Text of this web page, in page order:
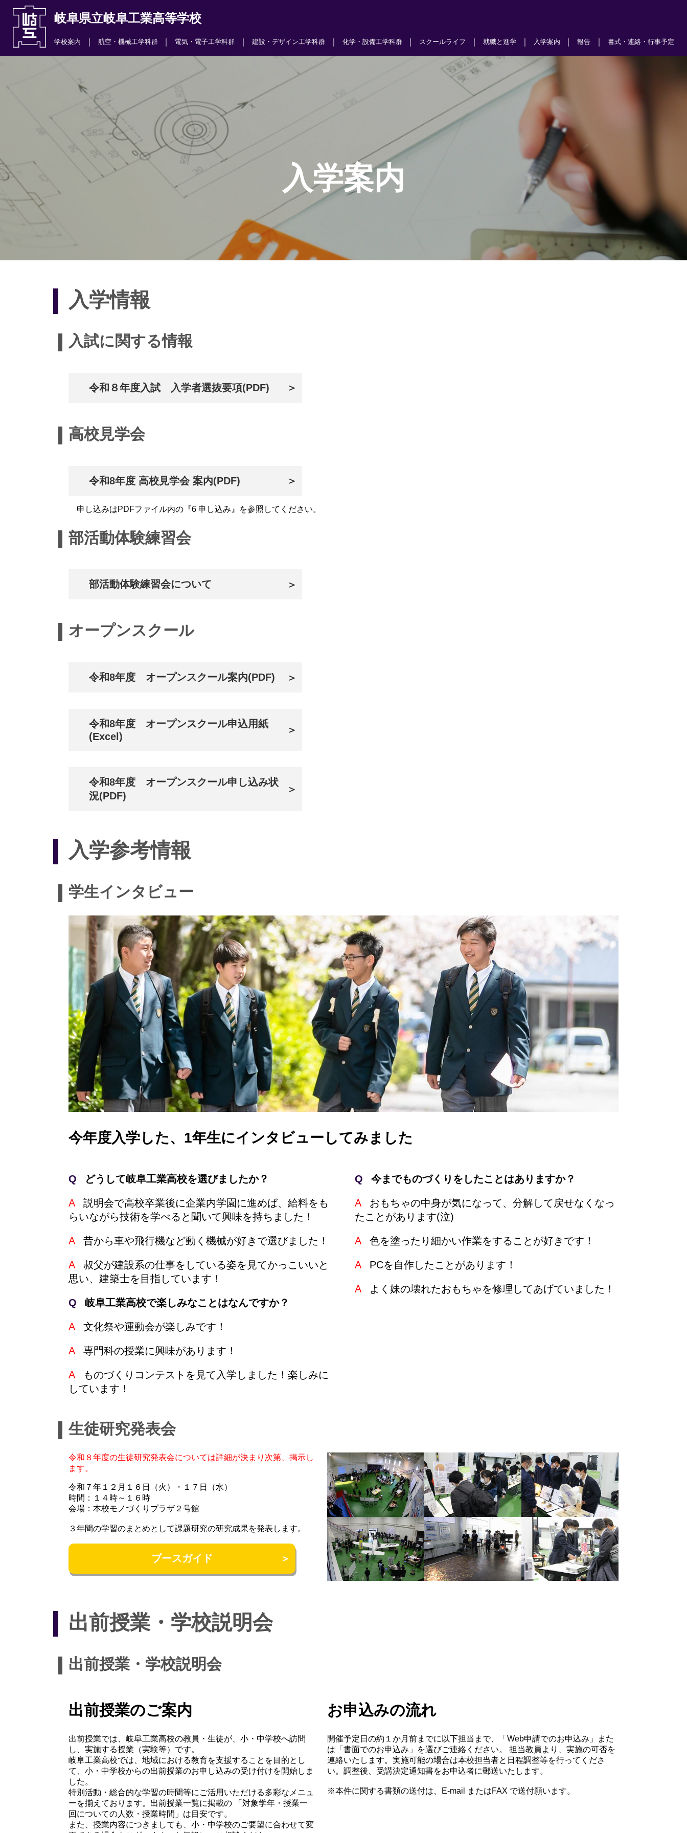
岐阜県立岐阜工業高等学校
学校案内 航空・機械工学科群 電気・電子工学科群 建設・デザイン工学科群 化学・設備工学科群 スクールライフ 就職と進学 入学案内 報告 書式・連絡・行事予定
入学案内
入学情報
入試に関する情報
令和８年度入試 入学者選抜要項(PDF) ＞
高校見学会_
令和8年度 高校見学会 案内(PDF) ＞
申し込みはPDFファイル内の『6 申し込み』を参照してください。
部活動体験練習会_
部活動体験練習会について ＞
オープンスクール
令和8年度 オープンスクール案内(PDF) ＞
令和8年度 オープンスクール申込用紙
(Excel)
＞
令和8年度 オープンスクール申し込み状
況(PDF)
＞
入学参考情報
学生インタビュー
今年度入学した、1年生にインタビューしてみました
Q どうして岐阜工業高校を選びましたか？
A
説明会で高校卒業後に企業内学園に進めば、給料をも
らいながら技術を学べると聞いて興味を持ちました！
A 昔から車や飛行機など動く機械が好きで選びました！
A
叔父が建設系の仕事をしている姿を見てかっこいいと
思い、建築士を目指しています！
Q 岐阜工業高校で楽しみなことはなんですか？
A 文化祭や運動会が楽しみです！
A 専門科の授業に興味があります！
A
ものづくりコンテストを見て入学しました！楽しみに
しています！
Q 今までものづくりをしたことはありますか？
A
おもちゃの中身が気になって、分解して戻せなくなっ
たことがあります(泣)
A 色を塗ったり細かい作業をすることが好きです！
A PCを自作したことがあります！
A よく妹の壊れたおもちゃを修理してあげていました！
生徒研究発表会
令和８年度の生徒研究発表会については詳細が決まり次第、掲示し
ます。
令和７年１２月１６日（火）・１７日（水）
時間：１４時～１６時
会場：本校モノづくりプラザ２号館
３年間の学習のまとめとして課題研究の研究成果を発表します。
ブースガイド ＞
出前授業・学校説明会
出前授業・学校説明会
出前授業のご案内
出前授業では、岐阜工業高校の教員・生徒が、小・中学校へ訪問
し、実施する授業（実験等）です。
岐阜工業高校では、地域における教育を支援することを目的とし
て、小・中学校からの出前授業のお申し込みの受け付けを開始しま
した。
特別活動・総合的な学習の時間等にご活用いただける多彩なメニュ
ーを揃えております。出前授業一覧に掲載の 「対象学年・授業一
回についての人数・授業時間」は目安です。
また、授業内容につきましても、小・中学校のご要望に合わせて変
お申込みの流れ
開催予定日の約１か月前までに以下担当まで、「Web申請でのお申込み」また
は「書面でのお申込み」を選びご連絡ください。 担当教員より、実施の可否を
連絡いたします。実施可能の場合は本校担当者と日程調整等を行ってくださ
い。調整後、受講決定通知書をお申込者に郵送いたします。
※本件に関する書類の送付は、E-mail またはFAX で送付願います。